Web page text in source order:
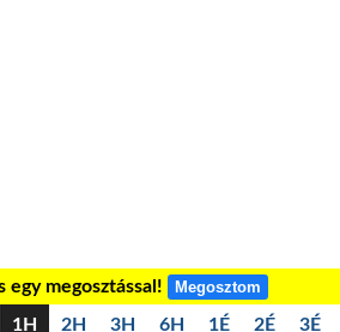
egy megosztással! Megosztom
1H 2H 3H 6H 1É 2É 3É